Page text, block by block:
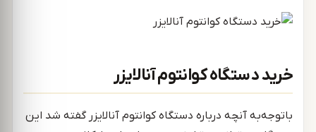
خرید دستگاه کوانتوم آنالایزر
باتوجه‌به آنچه درباره دستگاه کوانتوم آنالایزر گفته شد این